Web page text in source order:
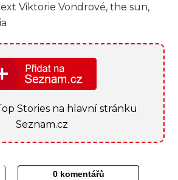
Viktorie Vondrové, the sun,
Stories na hlavní stránku
Seznam.cz
0 komentářů